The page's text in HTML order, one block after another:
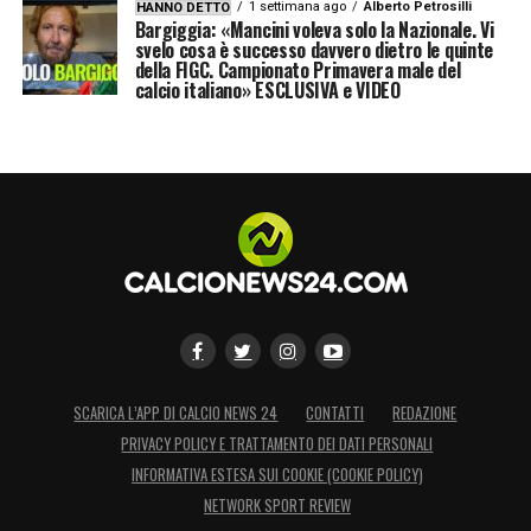
HANNO DETTO 1 settimana ago Alberto Petrosilli
Bargiggia: «Mancini voleva solo la Nazionale. Vi
svelo cosa è successo davvero dietro le quinte
della FIGC. Campionato Primavera male del
calcio italiano» ESCLUSIVA e VIDEO
SCARICA L’APP DI CALCIO NEWS 24 CONTATTI
REDAZIONE
PRIVACY POLICY E TRATTAMENTO DEI DATI PERSONALI
INFORMATIVA ESTESA SUI COOKIE (COOKIE POLICY)
NETWORK SPORT REVIEW